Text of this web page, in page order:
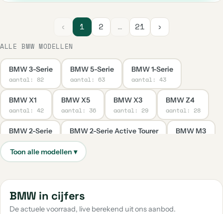
‹ 1 2 … 21 ›
ALLE BMW MODELLEN
BMW 3-Serie
aantal: 82
BMW 5-Serie
aantal: 63
BMW 1-Serie
aantal: 43
BMW X1
aantal: 42
BMW X5
aantal: 36
BMW X3
aantal: 29
BMW Z4
aantal: 28
BMW 2-Serie
aantal: 22
BMW 2-Serie Active Tourer
aantal: 15
BMW M3
BMW Z3 BMW 4-Serie
BMW 7-Serie BMW 2-Serie Gran Coupe
aantal: 7
BMW in cijfers
De actuele voorraad, live berekend uit ons aanbod.